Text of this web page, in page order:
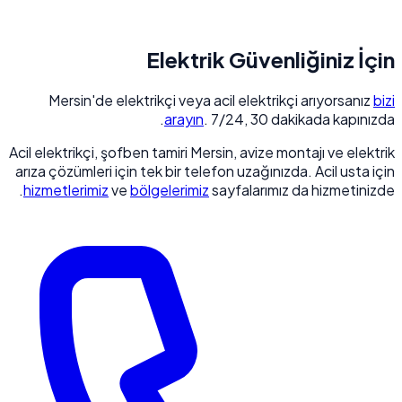
Elektrik Güvenliğiniz İçin
Mersin'de elektrikçi veya acil elektrikçi arıyorsanızbizi
arayın. 7/24, 30 dakikada kapınızda.
Acil elektrikçi, şofben tamiri Mersin, avize montajı ve elektrik
arıza çözümleri için tek bir telefon uzağınızda. Acil usta için
hizmetlerimizvebölgelerimizsayfalarımız da hizmetinizde.